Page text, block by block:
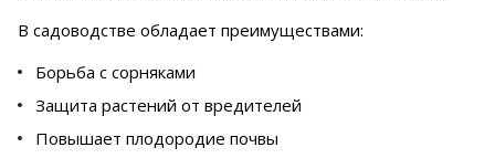
В садоводстве обладает преимуществами:
Борьба с сорняками
Защита растений от вредителей
Повышает плодородие почвы